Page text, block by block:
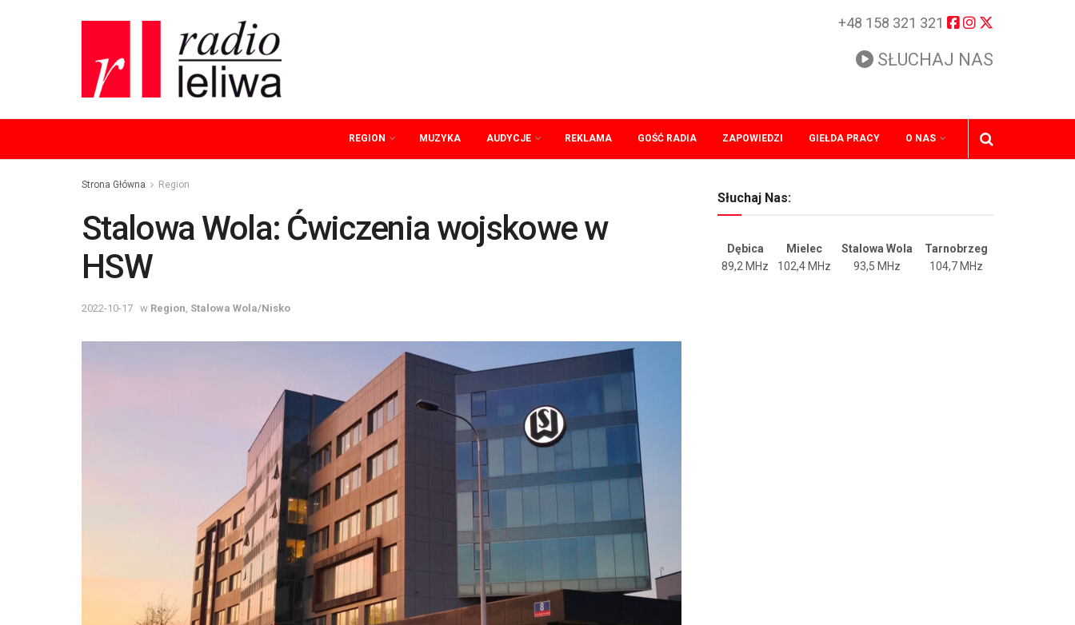
+48 158 321 321
SŁUCHAJ NAS
REGION MUZYKA AUDYCJE REKLAMA GOŚĆ RADIA ZAPOWIEDZI GIEŁDA PRACY O NAS
Strona Główna Region
Stalowa Wola: Ćwiczenia wojskowe w
HSW
2022-10-17 w Region Stalowa Wola/Nisko
Słuchaj Nas:
Dębica Mielec Stalowa Wola
Tarnobrzeg
89,2 MHz
102,4 MHz 93,5 MHz 104,7 MHz